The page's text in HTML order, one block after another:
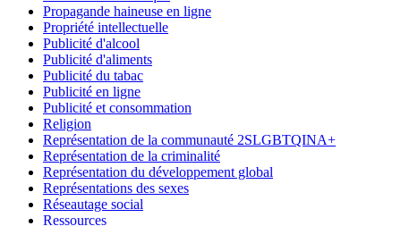
Propagande haineuse en ligne
Propriété intellectuelle
Publicité d'alcool
Publicité d'aliments
Publicité du tabac
Publicité en ligne
Publicité et consommation
Religion
Représentation de la communauté 2SLGBTQINA+
Représentation de la criminalité
Représentation du développement global
Représentations des sexes
Réseautage social
Ressources